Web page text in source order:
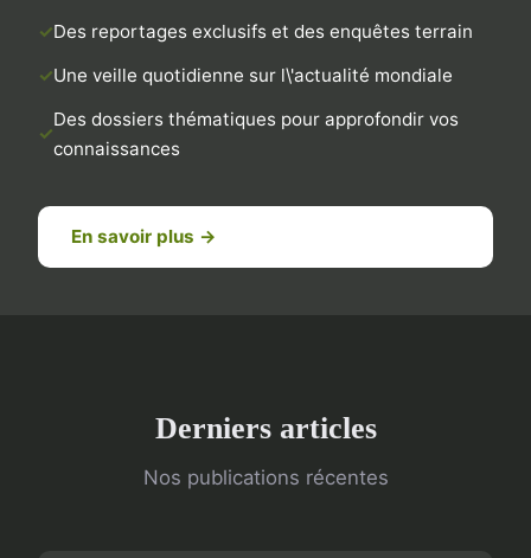
Des reportages exclusifs et des enquêtes terrain
Une veille quotidienne sur l\'actualité mondiale
Des dossiers thématiques pour approfondir vos
connaissances
En savoir plus →
Derniers articles
Nos publications récentes